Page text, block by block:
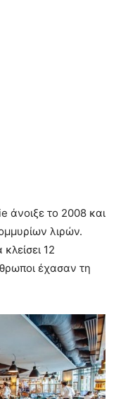
άνοιξε το 2008 και
λιρών.
12
έχασαν τη